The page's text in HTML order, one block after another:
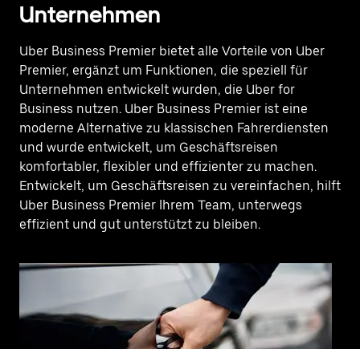
Unternehmen
Uber Business Premier bietet alle Vorteile von Uber
Premier, ergänzt um Funktionen, die speziell für
Unternehmen entwickelt wurden, die Uber for
Business nutzen. Uber Business Premier ist eine
moderne Alternative zu klassischen Fahrerdiensten
und wurde entwickelt, um Geschäftsreisen
komfortabler, flexibler und effizienter zu machen.
Entwickelt, um Geschäftsreisen zu vereinfachen, hilft
Uber Business Premier Ihrem Team, unterwegs
effizient und gut unterstützt zu bleiben.